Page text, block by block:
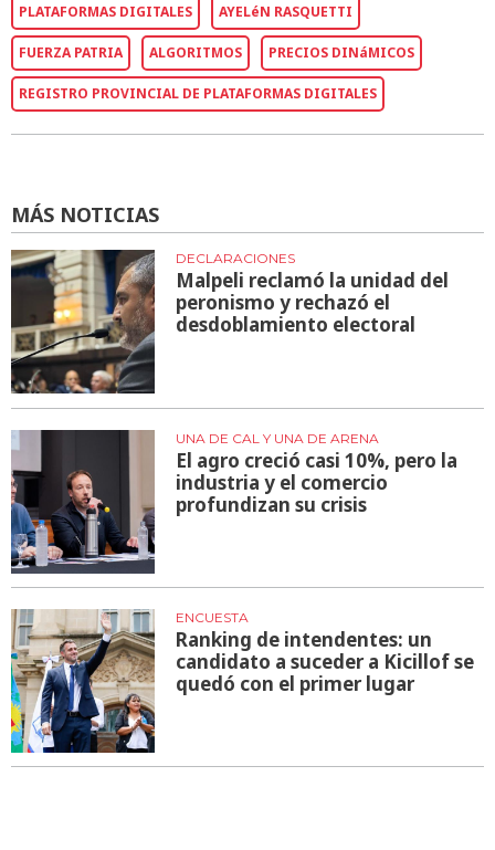
PLATAFORMAS DIGITALES AYELéN RASQUETTI
FUERZA PATRIA ALGORITMOS PRECIOS DINáMICOS
REGISTRO PROVINCIAL DE PLATAFORMAS DIGITALES
MÁS NOTICIAS
DECLARACIONES
Malpeli reclamó la unidad del
peronismo y rechazó el
desdoblamiento electoral
UNA DE CAL Y UNA DE ARENA
El agro creció casi 10%, pero la
industria y el comercio
profundizan su crisis
ENCUESTA
Ranking de intendentes: un
candidato a suceder a Kicillof se
quedó con el primer lugar